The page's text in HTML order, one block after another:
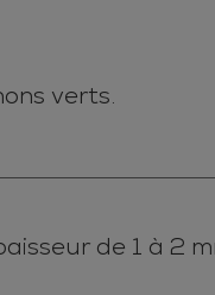
verts.
de 1 à 2